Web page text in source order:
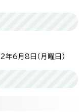
年6月8日（月曜日）